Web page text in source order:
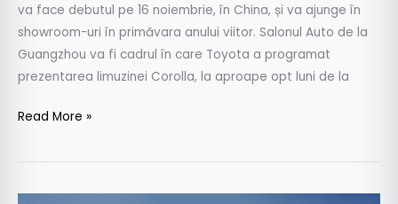
va face debutul pe 16 noiembrie, în China, și va ajunge în
showroom-uri în primăvara anului viitor. Salonul Auto de la
Guangzhou va fi cadrul în care Toyota a programat
prezentarea limuzinei Corolla, la aproape opt luni de la
Read More »